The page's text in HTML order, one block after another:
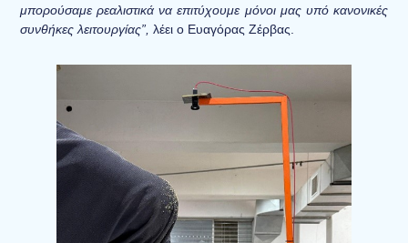
μπορούσαμε ρεαλιστικά να επιτύχουμε μόνοι μας υπό κανονικές
συνθήκες λειτουργίας”, λέει ο Ευαγόρας Ζέρβας.